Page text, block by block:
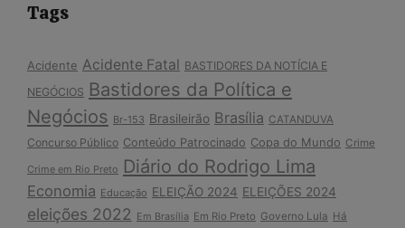
Tags
Acidente Acidente Fatal BASTIDORES DA NOTÍCIA E
NEGÓCIOS Bastidores da Política e
Negócios Br-153 Brasileirão Brasília CATANDUVA
Concurso Público Conteúdo Patrocinado Copa do Mundo Crime
Crime em Rio Preto Diário do Rodrigo Lima
Economia Educação ELEIÇÃO 2024 ELEIÇÕES 2024
eleições 2022 Em Brasília Em Rio Preto Governo Lula Há